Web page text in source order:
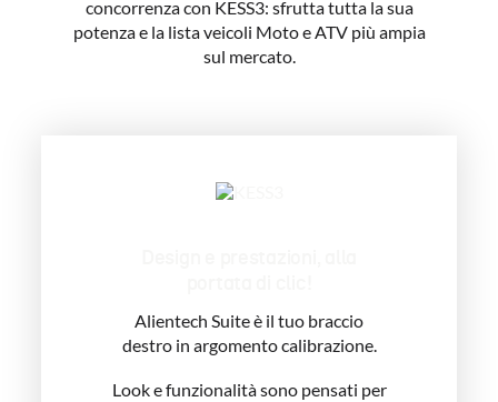
concorrenza con KESS3: sfrutta tutta la sua
potenza e la lista veicoli Moto e ATV più ampia
sul mercato.
Alientech Suite è il tuo braccio
destro in argomento calibrazione.
Look e funzionalità sono pensati per